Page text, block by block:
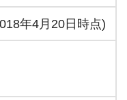
年4月20日時点)